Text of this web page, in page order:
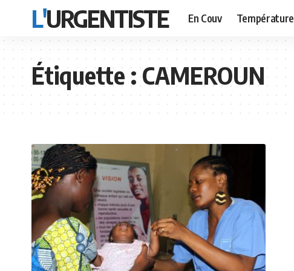
L'URGENTISTE En Couv Température
Étiquette :CAMEROUN